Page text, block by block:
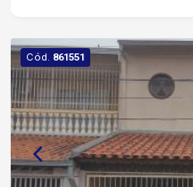
Cód. 861551